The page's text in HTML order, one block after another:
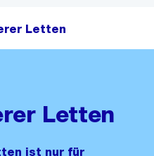
ein Letten
Letten
ist nur für